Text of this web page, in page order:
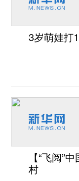
3岁萌娃打
【“飞阅”
村